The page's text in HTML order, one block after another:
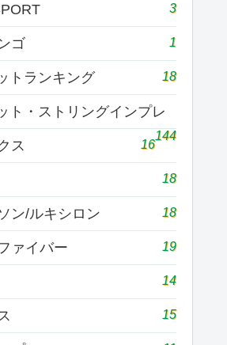
3
ゴ 1
トランキング 18
ト・ストリングインプレ
144
ス 16
18
ン/ルキシロン 18
ァイバー 19
14
15